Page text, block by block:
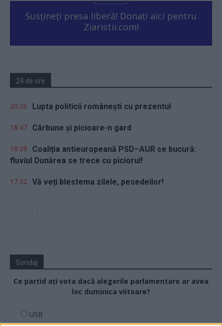
Susțineți presa liberă! Donați aici pentru
Ziaristii.com!
24 de ore
20.26 Lupta politicii românești cu prezentul
18.47 Cărbune și picioare-n gard
18.09
Coaliția antieuropeană PSD–AUR se bucură:
fluviul Dunărea se trece cu piciorul!
17.32 Vă veți blestema zilele, pesedeilor!
Sondaj
Ce partid ați vota dacă alegerile parlamentare ar avea
loc duminica viitoare?
USR